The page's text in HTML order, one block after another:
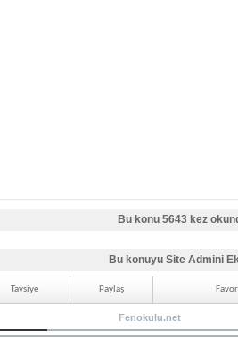
Bu konu 5643 kez
Bu konuyu Site Admini
Tavsiye Paylaş
Fenokulu.net